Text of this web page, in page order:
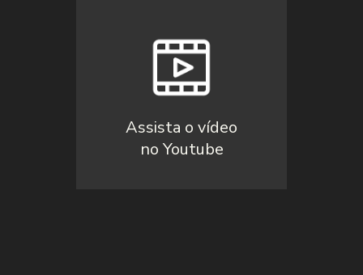
Assista o vídeo
no Youtube